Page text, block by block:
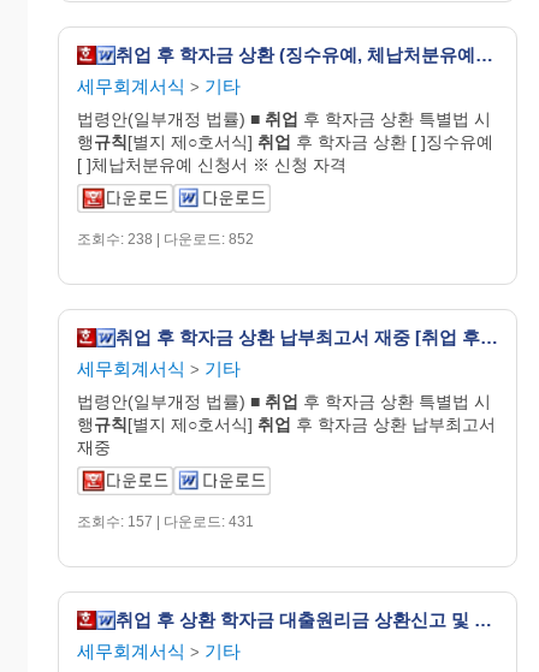
취업 후 학자금 상환 (징수유예, 체납처분유예) 신청서 [취업 후 학자금 상환 특별법 시행규칙 서식24]
세무회계서식 > 기타
법령안(일부개정 법률) ■ 취업 후 학자금 상환 특별법 시
행규칙[별지 제○호서식] 취업 후 학자금 상환 [ ]징수유예
[ ]체납처분유예 신청서 ※ 신청 자격
조회수: 238 | 다운로드: 852
취업 후 학자금 상환 납부최고서 재중 [취업 후 학자금 상환 특별법 시행규칙 서식28]
세무회계서식 > 기타
법령안(일부개정 법률) ■ 취업 후 학자금 상환 특별법 시
행규칙[별지 제○호서식] 취업 후 학자금 상환 납부최고서
재중
조회수: 157 | 다운로드: 431
취업 후 상환 학자금 대출원리금 상환신고 및 자진납부계산(종합소득ㆍ양도소득) [취업 후 학자금 상환 특별법 시행규칙 서식5]
세무회계서식 > 기타